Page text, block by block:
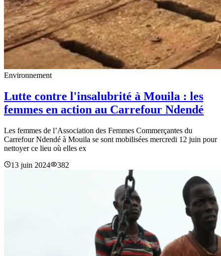
Environnement
Lutte contre l'insalubrité à Mouila : les
femmes en action au Carrefour Ndendé
Les femmes de l’Association des Femmes Commerçantes du
Carrefour Ndendé à Mouila se sont mobilisées mercredi 12 juin pour
nettoyer ce lieu où elles ex
13 juin 2024
382